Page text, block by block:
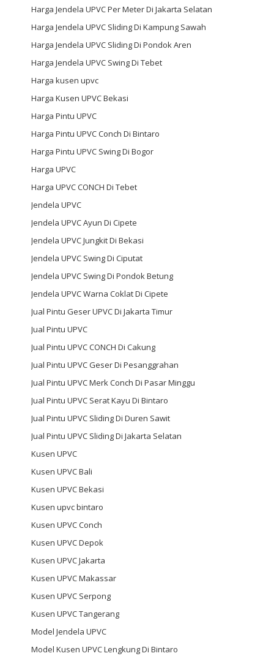
Harga Jendela UPVC Per Meter Di Jakarta Selatan
Harga Jendela UPVC Sliding Di Kampung Sawah
Harga Jendela UPVC Sliding Di Pondok Aren
Harga Jendela UPVC Swing Di Tebet
Harga kusen upvc
Harga Kusen UPVC Bekasi
Harga Pintu UPVC
Harga Pintu UPVC Conch Di Bintaro
Harga Pintu UPVC Swing Di Bogor
Harga UPVC
Harga UPVC CONCH Di Tebet
Jendela UPVC
Jendela UPVC Ayun Di Cipete
Jendela UPVC Jungkit Di Bekasi
Jendela UPVC Swing Di Ciputat
Jendela UPVC Swing Di Pondok Betung
Jendela UPVC Warna Coklat Di Cipete
Jual Pintu Geser UPVC Di Jakarta Timur
Jual Pintu UPVC
Jual Pintu UPVC CONCH Di Cakung
Jual Pintu UPVC Geser Di Pesanggrahan
Jual Pintu UPVC Merk Conch Di Pasar Minggu
Jual Pintu UPVC Serat Kayu Di Bintaro
Jual Pintu UPVC Sliding Di Duren Sawit
Jual Pintu UPVC Sliding Di Jakarta Selatan
Kusen UPVC
Kusen UPVC Bali
Kusen UPVC Bekasi
Kusen upvc bintaro
Kusen UPVC Conch
Kusen UPVC Depok
Kusen UPVC Jakarta
Kusen UPVC Makassar
Kusen UPVC Serpong
Kusen UPVC Tangerang
Model Jendela UPVC
Model Kusen UPVC Lengkung Di Bintaro